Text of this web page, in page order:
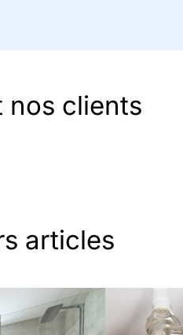
nos clients
articles